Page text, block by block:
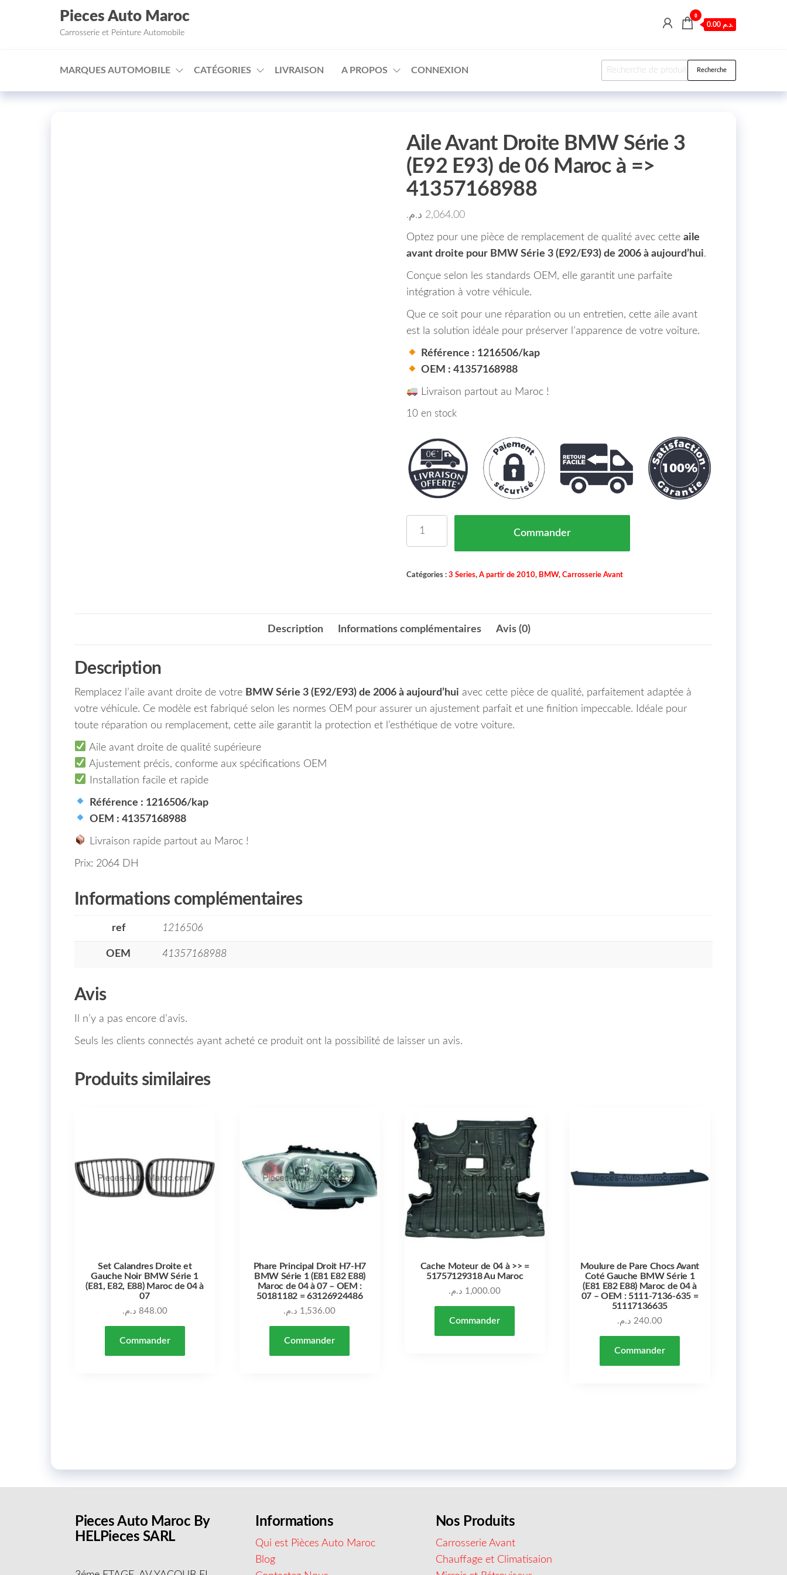
□
Aller au contenu
Pieces Auto Maroc
Carrosserie et Peinture Automobile
0
0.00 د.م.
MARQUES AUTOMOBILE CATÉGORIES LIVRAISON A PROPOS CONNEXION Recherche pour : Recherche
Aile Avant Droite BMW Série 3
(E92 E93) de 06 Maroc à =>
41357168988
2,064.00 د.م.
Optez pour une pièce de remplacement de qualité avec cette aile
avant droite pour BMW Série 3 (E92/E93) de 2006 à aujourd’hui.
Conçue selon les standards OEM, elle garantit une parfaite
intégration à votre véhicule.
Que ce soit pour une réparation ou un entretien, cette aile avant
est la solution idéale pour préserver l’apparence de votre voiture.
Référence : 1216506/kap
OEM : 41357168988
Livraison partout au Maroc !
10 en stock
Commander
Catégories : 3 Series, A partir de 2010, BMW, Carrosserie Avant
Description Informations complémentaires Avis (0)
Description
Remplacez l’aile avant droite de votre BMW Série 3 (E92/E93) de 2006 à aujourd’hui avec cette pièce de qualité, parfaitement adaptée à
votre véhicule. Ce modèle est fabriqué selon les normes OEM pour assurer un ajustement parfait et une finition impeccable. Idéale pour
toute réparation ou remplacement, cette aile garantit la protection et l’esthétique de votre voiture.
Aile avant droite de qualité supérieure
Ajustement précis, conforme aux spécifications OEM
Installation facile et rapide
Référence : 1216506/kap
OEM : 41357168988
Livraison rapide partout au Maroc !
Prix: 2064 DH
Informations complémentaires
ref 1216506
OEM 41357168988
Avis
Il n’y a pas encore d’avis.
Seuls les clients connectés ayant acheté ce produit ont la possibilité de laisser un avis.
Produits similaires
Set Calandres Droite et
Gauche Noir BMW Série 1
(E81, E82, E88) Maroc de 04 à
07
848.00 د.م.
Commander
Phare Principal Droit H7-H7
BMW Série 1 (E81 E82 E88)
Maroc de 04 à 07 – OEM :
50181182 = 63126924486
1,536.00 د.م.
Commander
Cache Moteur de 04 à >> =
51757129318 Au Maroc
1,000.00 د.م.
Commander
Moulure de Pare Chocs Avant
Coté Gauche BMW Série 1
(E81 E82 E88) Maroc de 04 à
07 – OEM : 5111-7136-635 =
51117136635
240.00 د.م.
Commander
Pieces Auto Maroc By
HELPieces SARL
Informations
Qui est Pièces Auto Maroc
Blog
Nos Produits
Carrosserie Avant
Chauffage et Climatisaion